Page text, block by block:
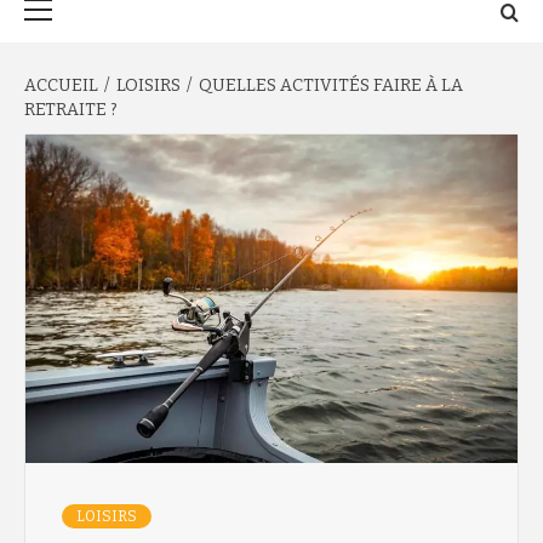
ACCUEIL LOISIRS
QUELLES ACTIVITÉS FAIRE À LA
RETRAITE ?
LOISIRS